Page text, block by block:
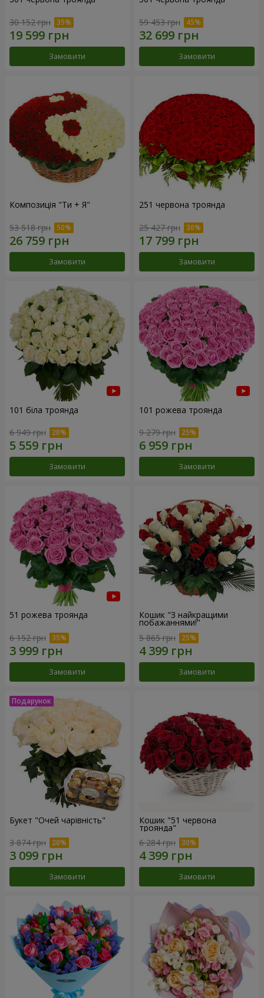
30 152 грн
Замовити
59 453 грн
Замовити
Композиція "Ти + Я"
53 518 грн
Замовити
251 червона троянда
25 427 грн
Замовити
101 біла троянда
6 949 грн
Замовити
101 рожева троянда
9 279 грн
Замовити
51 рожева троянда
6 152 грн
Замовити
Кошик "З найкращими
побажаннями!"
5 865 грн
Замовити
Букет "Очей чарівність"
3 874 грн
Замовити
Кошик "51 червона
троянда"
6 284 грн
Замовити